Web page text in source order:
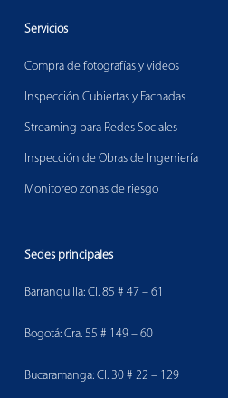
Servicios
Compra de fotografías y videos
Inspección Cubiertas y Fachadas
Streaming para Redes Sociales
Inspección de Obras de Ingeniería
Monitoreo zonas de riesgo
Sedes principales
Barranquilla: Cl. 85 # 47 – 61
Bogotá: Cra. 55 # 149 – 60
Bucaramanga: Cl. 30 # 22 – 129